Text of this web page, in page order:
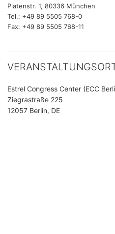
Platenstr. 1, 80336 München
Tel.: +49 89 5505 768-0
Fax: +49 89 5505 768-11
Estrel Congress Center (ECC
Ziegrastraße 225
12057 Berlin, DE